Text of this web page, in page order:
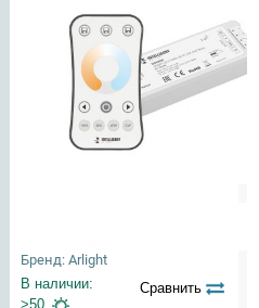
Бренд: Arlight
В наличии:
>50
Сравнить